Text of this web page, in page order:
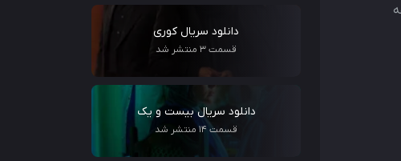
دانلود سریال کوری
قسمت 3 منتشر شد
دانلود سریال بیست و یک
قسمت 14 منتشر شد